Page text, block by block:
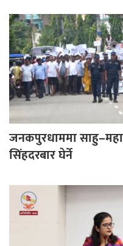
जनकपुरधाममा
सिंहदरबार घेर्ने